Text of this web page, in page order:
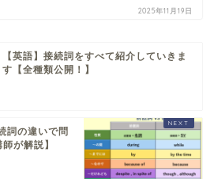
2025年11月19日
【英語】接続詞をすべて紹介していきま
す【全種類公開！】
詞の違いで問
が解説】